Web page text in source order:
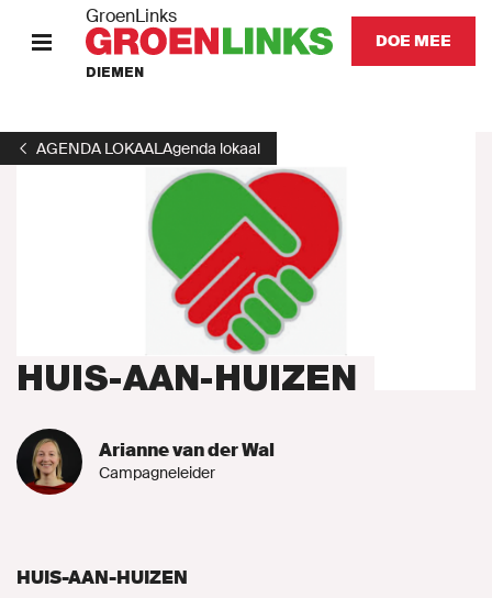
GroenLinks
DIEMEN
DOE MEE
AGENDA LOKAALAgenda lokaal
HUIS-AAN-HUIZEN
Arianne van der Wal
Campagneleider
HUIS-AAN-HUIZEN
HOME
STANDPUNTEN
KOM IN ACTIE
Onze afdeling
Agenda